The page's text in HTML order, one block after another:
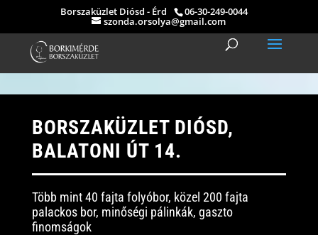
Borszaküzlet Diósd - Érd 06-30-249-0044
szonda.orsolya@gmail.com
BORSZAKÜZLET DIÓSD,
BALATONI ÚT 14.
Több mint 40 fajta folyóbor, közel 200 fajta
palackos bor, minőségi pálinkák, gaszto
finomságok